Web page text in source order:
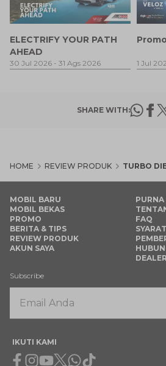
ELECTRIFY YOUR PATH
AHEAD
30 Jul 2026 - 31 Ags 2026 1 Jul
SHARE WITH:
HOME REVIEW PRODUK TURBO
MOBIL BARU
MOBIL BEKAS
PROMO
BERITA & TIPS
REVIEW PRODUK
AKUN SAYA
FAQ
Subscribe
IKUTI KAMI
Facebook
Instagram
Youtube
X Whatsapp
Tiktok